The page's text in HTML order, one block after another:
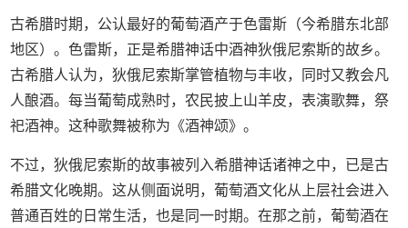
古希腊时期，公认最好的葡萄酒产于色雷斯（今希腊东北部
地区）。色雷斯，正是希腊神话中酒神狄俄尼索斯的故乡。
古希腊人认为，狄俄尼索斯掌管植物与丰收，同时又教会凡
人酿酒。每当葡萄成熟时，农民披上山羊皮，表演歌舞，祭
祀酒神。这种歌舞被称为《酒神颂》。
不过，狄俄尼索斯的故事被列入希腊神话诸神之中，已是古
希腊文化晚期。这从侧面说明，葡萄酒文化从上层社会进入
普通百姓的日常生活，也是同一时期。在那之前，葡萄酒在